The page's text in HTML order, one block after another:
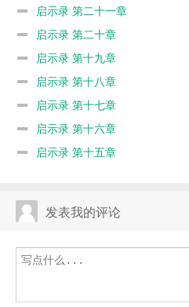
启示录 第二十一章
启示录 第二十章
启示录 第十九章
启示录 第十八章
启示录 第十七章
启示录 第十六章
启示录 第十五章
发表我的评论